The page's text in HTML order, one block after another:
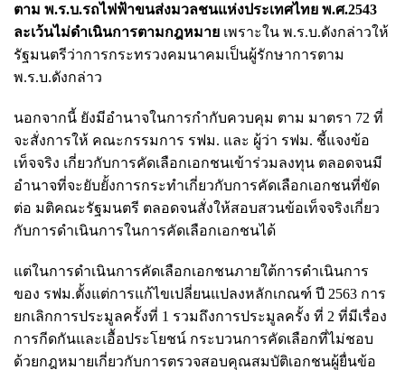
ตาม พ.ร.บ.รถไฟฟ้าขนส่งมวลชนแห่งประเทศไทย พ.ศ.2543
ละเว้นไม่ดำเนินการตามกฎหมาย เพราะใน พ.ร.บ.ดังกล่าวให้
รัฐมนตรีว่าการกระทรวงคมนาคมเป็นผู้รักษาการตาม
พ.ร.บ.ดังกล่าว
นอกจากนี้ ยังมีอำนาจในการกำกับควบคุม ตาม มาตรา 72 ที่
จะสั่งการให้ คณะกรรมการ รฟม. และ ผู้ว่า รฟม. ชี้แจงข้อ
เท็จจริง เกี่ยวกับการคัดเลือกเอกชนเข้าร่วมลงทุน ตลอดจนมี
อำนาจที่จะยับยั้งการกระทำเกี่ยวกับการคัดเลือกเอกชนที่ขัด
ต่อ มติคณะรัฐมนตรี ตลอดจนสั่งให้สอบสวนข้อเท็จจริงเกี่ยว
กับการดำเนินการในการคัดเลือกเอกชนได้
แต่ในการดำเนินการคัดเลือกเอกชนภายใต้การดำเนินการ
ของ รฟม.ตั้งแต่การแก้ไขเปลี่ยนแปลงหลักเกณฑ์ ปี 2563 การ
ยกเลิกการประมูลครั้งที่ 1 รวมถึงการประมูลครั้ง ที่ 2 ที่มีเรื่อง
การกีดกันและเอื้อประโยชน์ กระบวนการคัดเลือกที่ไม่ชอบ
ด้วยกฎหมายเกี่ยวกับการตรวจสอบคุณสมบัติเอกชนผู้ยื่นข้อ